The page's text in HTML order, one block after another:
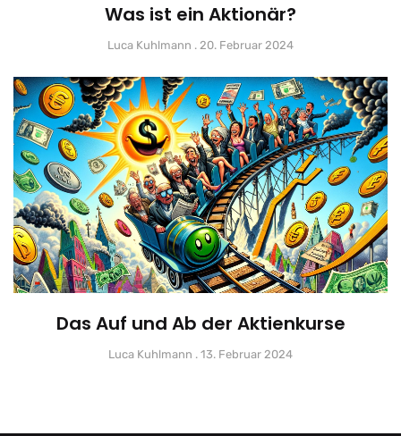
Was ist ein Aktionär?
Luca Kuhlmann 20. Februar 2024
Das Auf und Ab der Aktienkurse
Luca Kuhlmann 13. Februar 2024